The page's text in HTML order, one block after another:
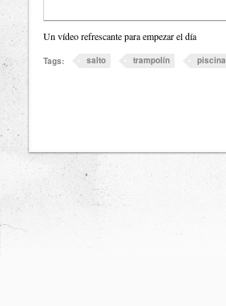
Un vídeo refrescante para empezar el día
Tags: salto trampolín piscina